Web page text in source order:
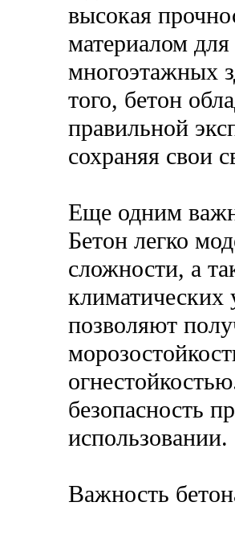
высокая
материалом
многоэтажных
того, бетон
правильной
сохраняя свои
Еще одним
Бетон легко
сложности, а
климатических
позволяют
безопасность
использовании.
Важность